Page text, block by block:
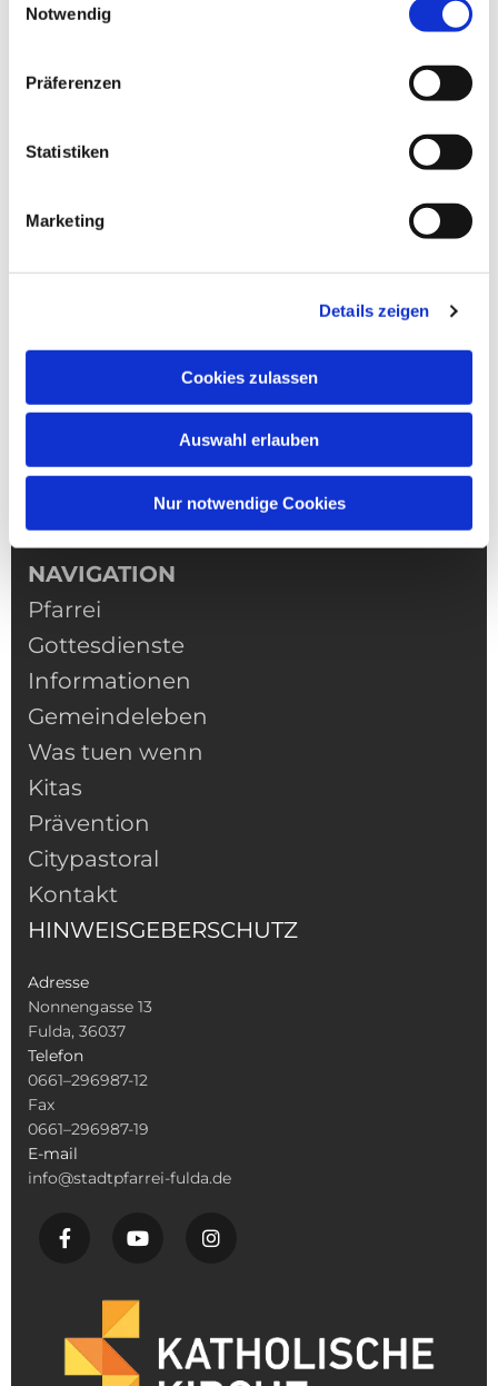
Notwendig
Präferenzen
Statistiken
Marketing
Details zeigen
Cookies zulassen
Auswahl erlauben
Nur notwendige Cookies
NAVIGATION
Pfarrei
Gottesdienste
Informationen
Gemeindeleben
Was tuen wenn
Kitas
Prävention
Citypastoral
Kontakt
HINWEISGEBERSCHUTZ
Adresse
Nonnengasse 13
Fulda, 36037
Telefon
0661–296987-12
Fax
0661–296987-19
E-mail
info@stadtpfarrei-fulda.de